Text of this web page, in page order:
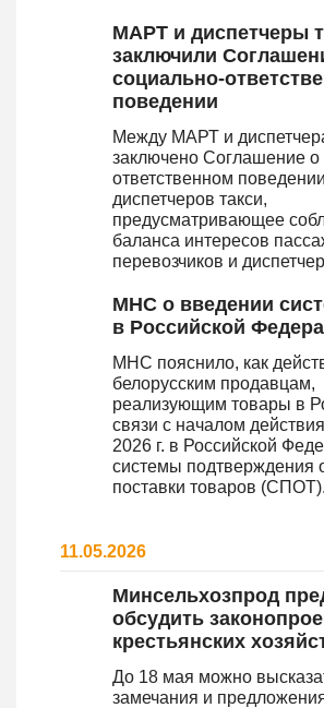
МАРТ и диспетчеры
заключили
социально-
поведении
Между МАРТ и
заключено Соглашение о
ответственном поведении
диспетчеров такси,
предусматривающее
баланса интересов
перевозчиков и
МНС о введении
в Российской
МНС пояснило, как
белорусским продавцам,
реализующим товары в
связи с началом
2026 г. в Российской
системы подтверждения
поставки товаров (СПОТ).
11.05.2026
Минсельхозпрод
обсудить
крестьянских
До 18 мая можно
замечания и